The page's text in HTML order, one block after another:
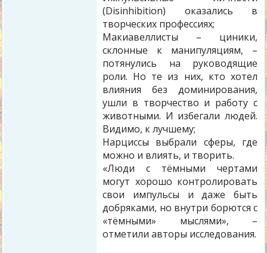
(Disinhibition) оказались в
творческих профессиях;
Макиавеллисты – циники,
склонные к манипуляциям, –
потянулись на руководящие
роли. Но те из них, кто хотел
влияния без доминирования,
ушли в творчество и работу с
животными. И избегали людей.
Видимо, к лучшему;
Нарциссы выбрали сферы, где
можно и влиять, и творить.
«Люди с тёмными чертами
могут хорошо контролировать
свои импульсы и даже быть
добряками, но внутри борются с
«тёмными» мыслями», –
отметили авторы исследования.